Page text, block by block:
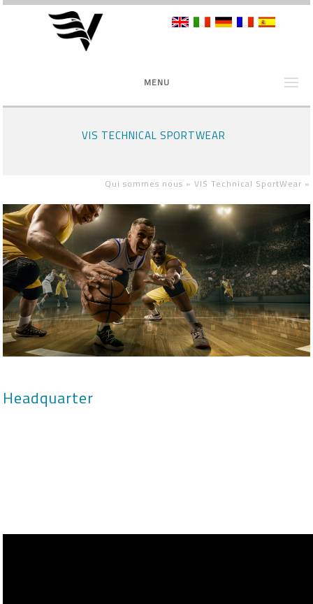
MENU
VIS TECHNICAL SPORTWEAR
Qui sommes nous » VIS Technical SportWear »
Headquarter